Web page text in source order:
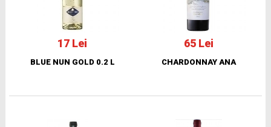
17 Lei
BLUE NUN GOLD 0.2 L
65 Lei
CHARDONNAY ANA